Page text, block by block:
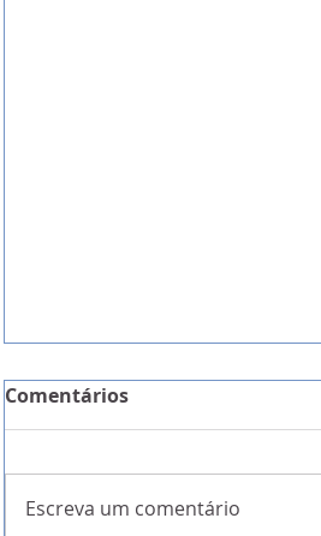
Comentários
Escreva um comentário